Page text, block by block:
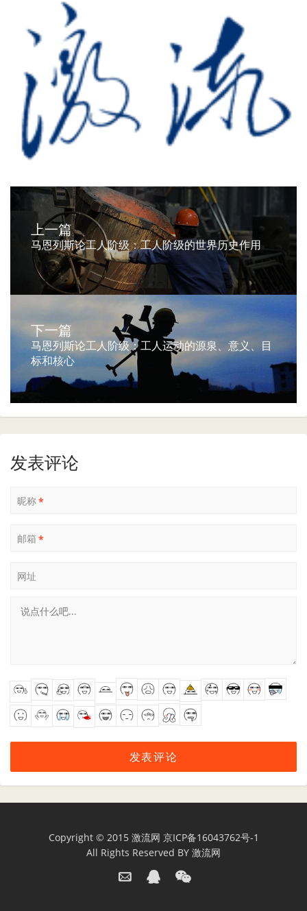
上一篇
马恩列斯论工人阶级：工人阶级的世界历史作用
下一篇
马恩列斯论工人阶级：工人运动的源泉、意义、目
标和核心
发表评论
昵称*
邮箱 *
网址
Copyright © 2015 激流网 京ICP备16043762号-1
All Rights Reserved BY 激流网